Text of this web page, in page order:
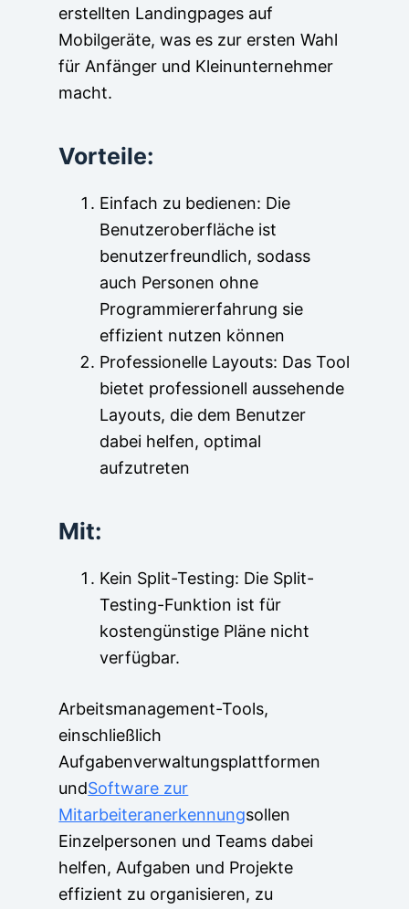
erstellten Landingpages auf
Mobilgeräte, was es zur ersten Wahl
für Anfänger und Kleinunternehmer
macht.
Vorteile:
Einfach zu bedienen: Die
Benutzeroberfläche ist
benutzerfreundlich, sodass
auch Personen ohne
Programmiererfahrung sie
effizient nutzen können
Professionelle Layouts: Das Tool
bietet professionell aussehende
Layouts, die dem Benutzer
dabei helfen, optimal
aufzutreten
Mit:
Kein Split-Testing: Die Split-
Testing-Funktion ist für
kostengünstige Pläne nicht
verfügbar.
Arbeitsmanagement-Tools,
einschließlich
Aufgabenverwaltungsplattformen
undSoftware zur
Mitarbeiteranerkennungsollen
Einzelpersonen und Teams dabei
helfen, Aufgaben und Projekte
effizient zu organisieren, zu